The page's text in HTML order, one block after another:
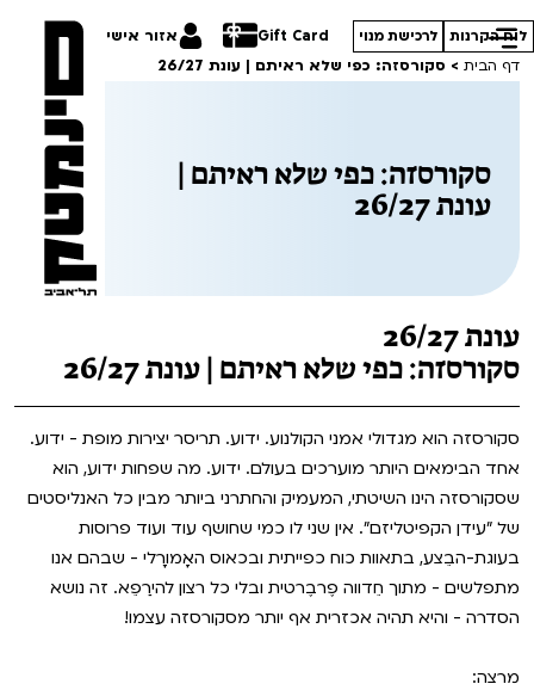
Gift Card אזור אישי לוח הקרנות לרכישת מנוי
הסרטים שלנו
טרום בכורה
חדשים
לילדים ולכל המשפחה
הקרנות על פופים
מועדון אנגלית לקטנטנים
תכניות מיוחדות
הדרכים הלא ידועות
מחווה לג'ון קסאווטס
סיפורי קיץ
מחווה לקסבייה דולאן
סדרות עונת 26/27
VOD
ENG
דף הבית > סקורסזה: כפי שלא ראיתם | עונת 26/27
סקורסזה: כפי שלא ראיתם |
עונת 26/27
עונת 26/27
סקורסזה: כפי שלא ראיתם | עונת 26/27
סקורסזה הוא מגדולי אמני הקולנוע. ידוע. תריסר יצירות מופת - ידוע.
אחד הבימאים היותר מוערכים בעולם. ידוע. מה שפחות ידוע, הוא
שסקורסזה הינו השיטתי, המעמיק והחתרני ביותר מבין כל האנליסטים
של "עידן הקפיטליזם". אין שני לו כמי שחושף עוד ועוד פרוסות
בעוגת-הבֵצע, בתאוות כוח כפייתית ובכאוס האָמורָלי - שבהם אנו
מתפלשים - מתוך חֵדווה פֶרבֶרטית ובלי כל רצון להירַפֵא. זה נושא
הסדרה - והיא תהיה אכזרית אף יותר מסקורסזה עצמו!
מרצה: